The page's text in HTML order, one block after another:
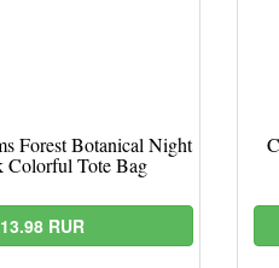
Forest Botanical Night
Colorful Tote Bag
RUR